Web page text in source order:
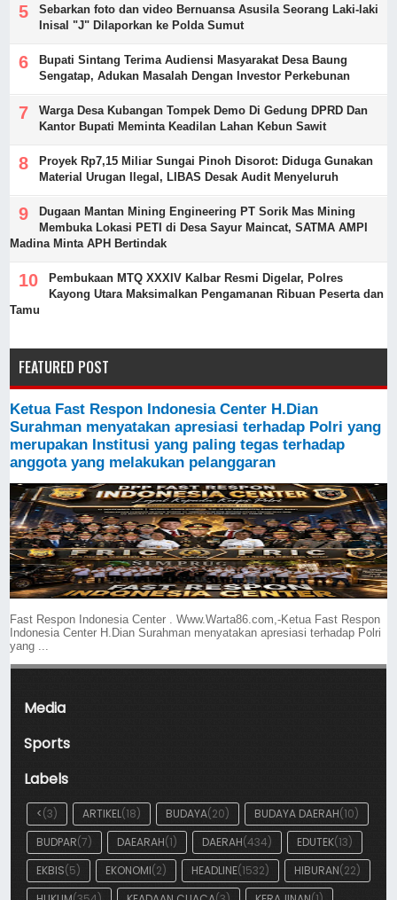
Sebarkan foto dan video Bernuansa Asusila Seorang Laki-laki
Inisal "J" Dilaporkan ke Polda Sumut
Bupati Sintang Terima Audiensi Masyarakat Desa Baung
Sengatap, Adukan Masalah Dengan Investor Perkebunan
Warga Desa Kubangan Tompek Demo Di Gedung DPRD Dan
Kantor Bupati Meminta Keadilan Lahan Kebun Sawit
Proyek Rp7,15 Miliar Sungai Pinoh Disorot: Diduga Gunakan
Material Urugan Ilegal, LIBAS Desak Audit Menyeluruh
Dugaan Mantan Mining Engineering PT Sorik Mas Mining
Membuka Lokasi PETI di Desa Sayur Maincat, SATMA AMPI
Madina Minta APH Bertindak
Pembukaan MTQ XXXIV Kalbar Resmi Digelar, Polres
Kayong Utara Maksimalkan Pengamanan Ribuan Peserta dan
Tamu
FEATURED POST
Ketua Fast Respon Indonesia Center H.Dian
Surahman menyatakan apresiasi terhadap Polri yang
merupakan Institusi yang paling tegas terhadap
anggota yang melakukan pelanggaran
Fast Respon Indonesia Center . Www.Warta86.com,-Ketua Fast Respon
Indonesia Center H.Dian Surahman menyatakan apresiasi terhadap Polri
yang ...
Media
Sports
Labels
<(3) ARTIKEL(18) BUDAYA(20) BUDAYA DAERAH(10)
BUDPAR(7) DAEARAH(1) DAERAH(434) EDUTEK(13)
EKBIS(5) EKONOMI(2) HEADLINE(1532) HIBURAN(22)